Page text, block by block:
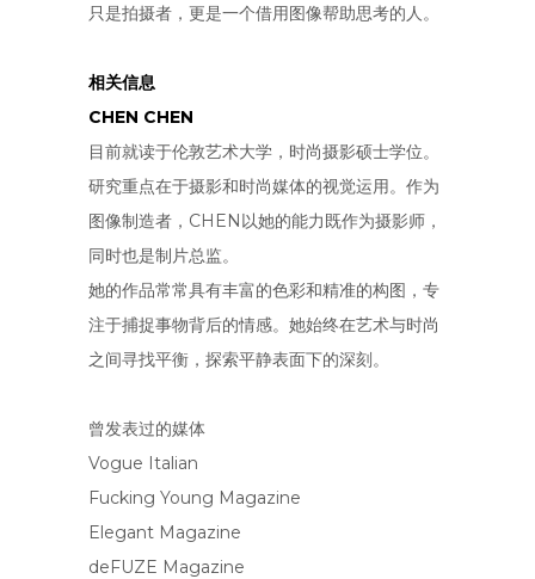
只是拍摄者，更是一个借用图像帮助思考的人。
相关信息
CHEN CHEN
目前就读于伦敦艺术大学，时尚摄影硕士学位。
研究重点在于摄影和时尚媒体的视觉运用。作为
图像制造者，CHEN以她的能力既作为摄影师，
同时也是制片总监。
她的作品常常具有丰富的色彩和精准的构图，专
注于捕捉事物背后的情感。她始终在艺术与时尚
之间寻找平衡，探索平静表面下的深刻。
曾发表过的媒体
Vogue Italian
Fucking Young Magazine
Elegant Magazine
deFUZE Magazine